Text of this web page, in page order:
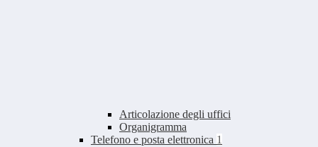
Articolazione degli uffici
Organigramma
Telefono e posta elettronica 1